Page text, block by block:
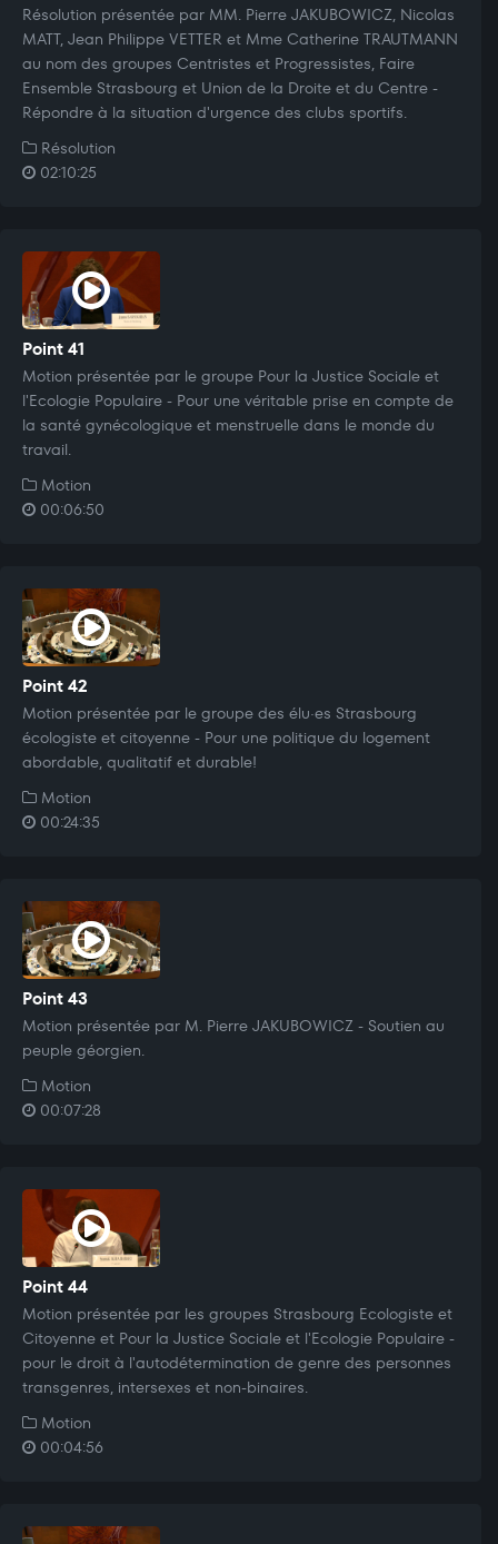
Résolution présentée par MM. Pierre JAKUBOWICZ, Nicolas
MATT, Jean Philippe VETTER et Mme Catherine TRAUTMANN
au nom des groupes Centristes et Progressistes, Faire
Ensemble Strasbourg et Union de la Droite et du Centre -
Répondre à la situation d'urgence des clubs sportifs.
Résolution
02:10:25
Point 41
Motion présentée par le groupe Pour la Justice Sociale et
l'Ecologie Populaire - Pour une véritable prise en compte de
la santé gynécologique et menstruelle dans le monde du
travail.
Motion
00:06:50
Point 42
Motion présentée par le groupe des élu·es Strasbourg
écologiste et citoyenne - Pour une politique du logement
abordable, qualitatif et durable!
Motion
00:24:35
Point 43
Motion présentée par M. Pierre JAKUBOWICZ - Soutien au
peuple géorgien.
Motion
00:07:28
Point 44
Motion présentée par les groupes Strasbourg Ecologiste et
Citoyenne et Pour la Justice Sociale et l'Ecologie Populaire -
pour le droit à l'autodétermination de genre des personnes
transgenres, intersexes et non-binaires.
Motion
00:04:56